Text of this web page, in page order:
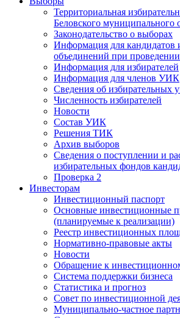
Территориальная
Беловского муниципального
Законодательство о выборах
Информация для кандидатов
объединений при
Информация для избирателей
Информация для членов УИК
Сведения об избирательных
Численность избирателей
Новости
Состав УИК
Решения ТИК
Архив выборов
Сведения о поступлении и
избирательных фондов
Проверка 2
Инвесторам
Инвестиционный паспорт
Основные инвестиционные
(планируемые к реализации)
Реестр инвестиционных
Нормативно-правовые акты
Новости
Обращение к
Система поддержки бизнеса
Статистика и прогноз
Совет по инвестиционной
Муниципально-частное